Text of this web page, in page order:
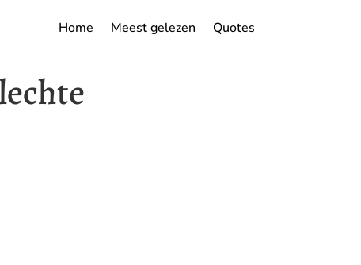
Home Meest gelezen Quotes